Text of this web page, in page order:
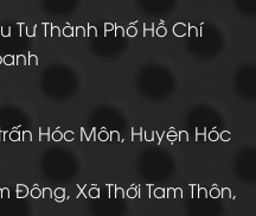
Tư Thành Phố Hồ Chí
Hóc Môn, Huyện Hóc
Đông, Xã Thới Tam Thôn,